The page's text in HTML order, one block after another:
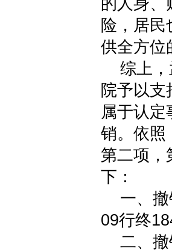
的人身、
险，居
供全方位
综上
院予以
属于认
销。依照
第二项，
下：
一、
09行终
二、